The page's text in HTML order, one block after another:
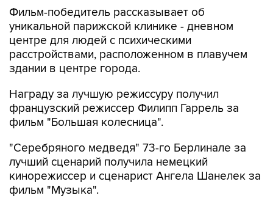
Фильм-победитель рассказывает об
уникальной парижской клинике - дневном
центре для людей с психическими
расстройствами, расположенном в плавучем
здании в центре города.
Награду за лучшую режиссуру получил
французский режиссер Филипп Гаррель за
фильм "Большая колесница".
"Серебряного медведя" 73-го Берлинале за
лучший сценарий получила немецкий
кинорежиссер и сценарист Ангела Шанелек за
фильм "Музыка".